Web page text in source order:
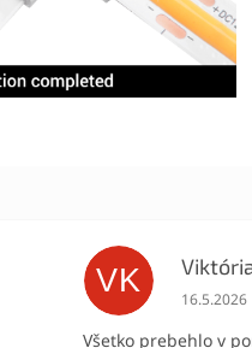
VK
16.5.2026
Všetko prebehlo v